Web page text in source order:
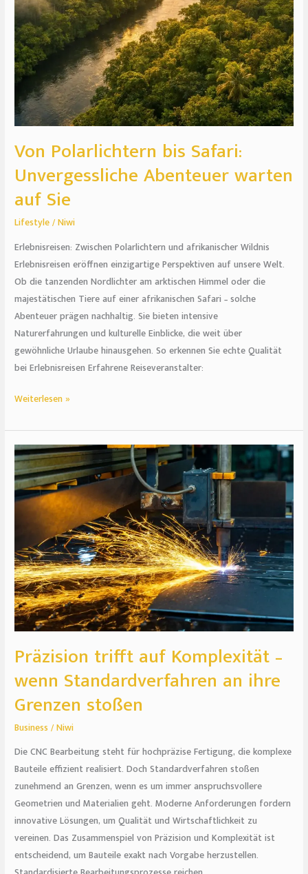
Von Polarlichtern bis Safari:
Unvergessliche Abenteuer warten
auf Sie
Lifestyle/Niwi
Erlebnisreisen: Zwischen Polarlichtern und afrikanischer Wildnis
Erlebnisreisen eröffnen einzigartige Perspektiven auf unsere Welt.
Ob die tanzenden Nordlichter am arktischen Himmel oder die
majestätischen Tiere auf einer afrikanischen Safari – solche
Abenteuer prägen nachhaltig. Sie bieten intensive
Naturerfahrungen und kulturelle Einblicke, die weit über
gewöhnliche Urlaube hinausgehen. So erkennen Sie echte Qualität
bei Erlebnisreisen Erfahrene Reiseveranstalter:
Weiterlesen »
Präzision trifft auf Komplexität –
wenn Standardverfahren an ihre
Grenzen stoßen
Business /Niwi
Die CNC Bearbeitung steht für hochpräzise Fertigung, die komplexe
Bauteile effizient realisiert. Doch Standardverfahren stoßen
zunehmend an Grenzen, wenn es um immer anspruchsvollere
Geometrien und Materialien geht. Moderne Anforderungen fordern
innovative Lösungen, um Qualität und Wirtschaftlichkeit zu
vereinen. Das Zusammenspiel von Präzision und Komplexität ist
entscheidend, um Bauteile exakt nach Vorgabe herzustellen.
Präzision
trifft
auf
Komplexität
Standardverfahren
an
ihre
Grenzen
stoßen